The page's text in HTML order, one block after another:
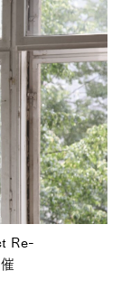
Re-